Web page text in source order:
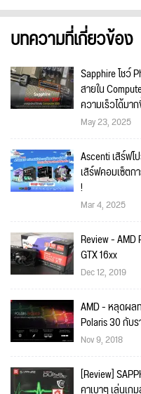
บทความที่เกี่ยวข้อง
Sapphire โชว์
สายใน Computex 2025 ปลอด
ความเร็วได้มา
May 23, 2025
Ascenti เสิร์ฟ
เสิร์ฟคอมเซ็ตก
!
Mar 4, 2025
Review -
GTX 16xx
Dec 12, 2019
AMD - หลุดผล
Polaris 30 กับ
Nov 9, 2018
[Review]